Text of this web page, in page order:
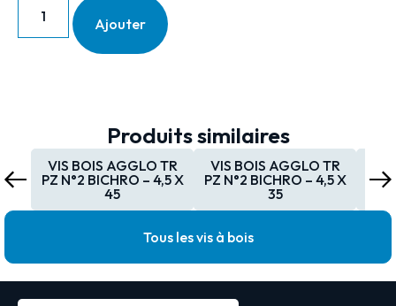
Ajouter
Produits similaires
VIS BOIS AGGLO TR
PZ N°2 BICHRO – 4,5 X
45
VIS BOIS AGGLO TR
PZ N°2 BICHRO – 4,5 X
35
PZ
Tous les vis à bois